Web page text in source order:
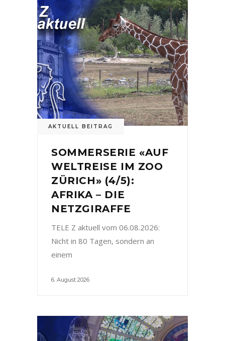
AKTUELL BEITRAG
SOMMERSERIE «AUF
WELTREISE IM ZOO
ZÜRICH» (4/5):
AFRIKA – DIE
NETZGIRAFFE
TELE Z aktuell vom 06.08.2026:
Nicht in 80 Tagen, sondern an
einem
6. August 2026